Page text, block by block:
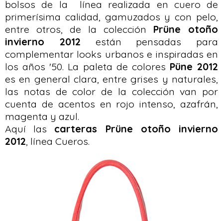
bolsos de la línea realizada en cuero de
primerísima calidad, gamuzados y con pelo,
entre otros, de la colección Prüne otoño
invierno 2012 están pensadas para
complementar looks urbanos e inspiradas en
los años '50. La paleta de colores Püne 2012
es en general clara, entre grises y naturales,
las notas de color de la colección van por
cuenta de acentos en rojo intenso, azafrán,
magenta y azul.
Aquí las carteras Prüne otoño invierno
2012, línea Cueros.